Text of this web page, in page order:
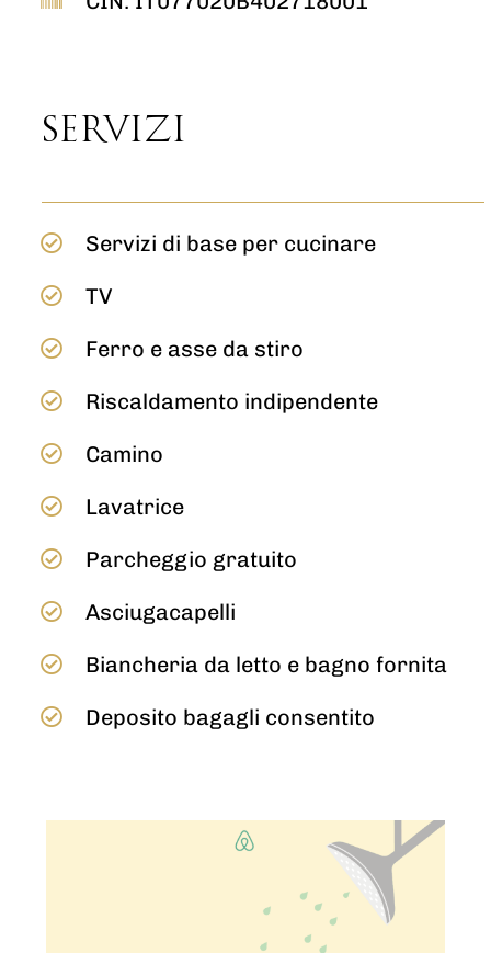
SERVIZI
Servizi di base per cucinare
TV
Ferro e asse da stiro
Riscaldamento indipendente
Camino
Lavatrice
Parcheggio gratuito
Asciugacapelli
Biancheria da letto e bagno fornita
Deposito bagagli consentito